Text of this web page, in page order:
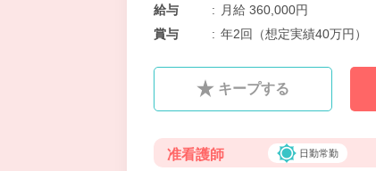
給与
:
月給 360,000円
賞与
: 年2回（想定実績40万円）
キープする
准看護師 日勤常勤